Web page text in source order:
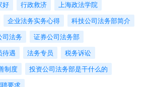
好
行政救济
上海政法学院
企业法务实务心得
科技公司法务部简介
司法务
证券公司法务部
待遇
法务专员
税务诉讼
制度
投资公司法务部是干什么的
要求